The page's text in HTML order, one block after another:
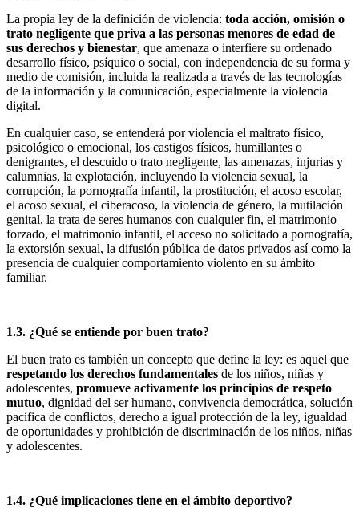
La propia ley de la definición de violencia: toda acción, omisión o
trato negligente que priva a las personas menores de edad de
sus derechos y bienestar, que amenaza o interfiere su ordenado
desarrollo físico, psíquico o social, con independencia de su forma y
medio de comisión, incluida la realizada a través de las tecnologías
de la información y la comunicación, especialmente la violencia
digital.
En cualquier caso, se entenderá por violencia el maltrato físico,
psicológico o emocional, los castigos físicos, humillantes o
denigrantes, el descuido o trato negligente, las amenazas, injurias y
calumnias, la explotación, incluyendo la violencia sexual, la
corrupción, la pornografía infantil, la prostitución, el acoso escolar,
el acoso sexual, el ciberacoso, la violencia de género, la mutilación
genital, la trata de seres humanos con cualquier fin, el matrimonio
forzado, el matrimonio infantil, el acceso no solicitado a pornografía,
la extorsión sexual, la difusión pública de datos privados así como la
presencia de cualquier comportamiento violento en su ámbito
familiar.
1.3. ¿Qué se entiende por buen trato?
El buen trato es también un concepto que define la ley: es aquel que
respetando los derechos fundamentales de los niños, niñas y
adolescentes, promueve activamente los principios de respeto
mutuo, dignidad del ser humano, convivencia democrática, solución
pacífica de conflictos, derecho a igual protección de la ley, igualdad
de oportunidades y prohibición de discriminación de los niños, niñas
y adolescentes.
1.4. ¿Qué implicaciones tiene en el ámbito deportivo?